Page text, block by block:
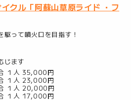
クル「阿蘇山草原ライド ・フ
って噴火口を目指す！
じます
１人 35,000円
１人 23,000円
１人 20,000円
１人 17,000円